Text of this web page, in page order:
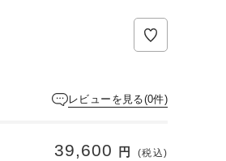
レビューを見る(0件)
39,600 円 (税込)